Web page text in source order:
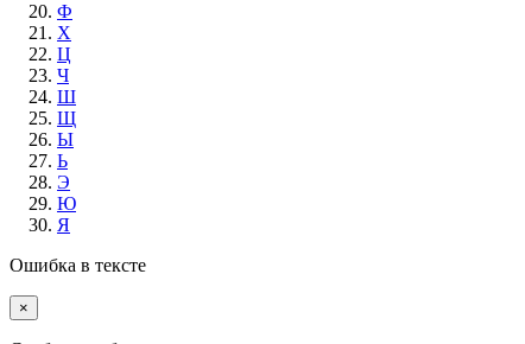
Ф
Х
Ц
Ч
Ш
Щ
Ы
Ь
Э
Ю
Я
Ошибка в тексте
×